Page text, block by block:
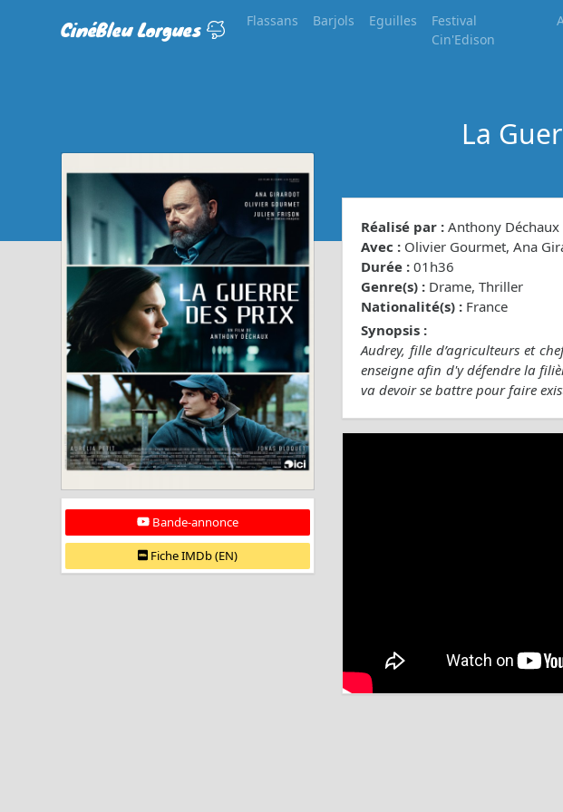
CinéBleu Lorgues Flassans Barjols Eguilles
Festival
Cin'Edison
La
Bande-annonce
Fiche IMDb (EN)
Réalisé par : Anthony Déchaux
Avec : Olivier Gourmet, Ana
Durée : 01h36
Genre(s) : Drame, Thriller
Nationalité(s) : France
Synopsis :
Audrey, fille d’agriculteurs et
enseigne afin d'y défendre la
va devoir se battre pour faire